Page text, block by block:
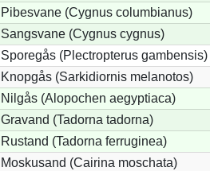
Pibesvane (Cygnus columbianus)
Sangsvane (Cygnus cygnus)
Sporegås (Plectropterus gambensis)
Knopgås (Sarkidiornis melanotos)
Nilgås (Alopochen aegyptiaca)
Gravand (Tadorna tadorna)
Rustand (Tadorna ferruginea)
Moskusand (Cairina moschata)